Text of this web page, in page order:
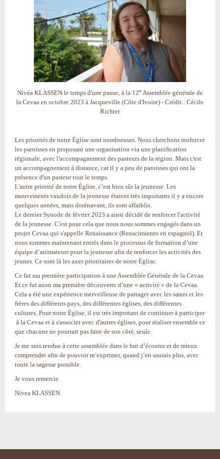
Nivéa KLASSEN le temps d'une pause, à la 12e Assemblée générale de
la Cevaa en octobre 2023 à Jacqueville (Côte d'Ivoire) - Crédit : Cécile
Richter
Les priorités de notre Église sont nombreuses. Nous cherchons renforcer
les paroisses en proposant une organisation via une planification
régionale, avec l'accompagnement des pasteurs de la région. Mais c'est
un accompagnement à distance, car il y a peu de paroisses qui ont la
présence d'un pasteur tout le temps.
L'autre priorité de notre Église, c’est bien sûr la jeunesse. Les
mouvements vaudois de la jeunesse étaient très importants il y a encore
quelques années, mais dorénavant, ils sont affaiblis.
Le dernier Synode de février 2023 a ainsi décidé de renforcer l'activité
de la jeunesse. C'est pour cela que nous nous sommes engagés dans un
projet Cevaa qui s'appelle Renaissance (Renacimiento en espagnol). Et
nous sommes maintenant entrés dans le processus de formation d’une
équipe d’animateurs pour la jeunesse afin de renforcer les activités des
jeunes. Ce sont là les axes prioritaires de notre Église.
Ce fut ma première participation à une Assemblée Générale de la Cevaa.
Et ce fut aussi ma première découverte d’une « activité » de la Cevaa.
Cela a été une expérience merveilleuse de partager avec les sœurs et les
frères des différents pays, des différentes églises, des différentes
cultures. Pour notre Église, il est très important de continuer à participer
à la Cevaa et à s'associer avec d'autres églises, pour réaliser ensemble ce
que chacune ne pourrait pas faire de son côté, seule.
Je me suis rendue à cette assemblée dans le but d’écouter et de mieux
comprendre afin de pouvoir m’exprimer, quand j’en saurais plus, avec
toute la sagesse possible.
Je vous remercie.
Nivea KLASSEN
document